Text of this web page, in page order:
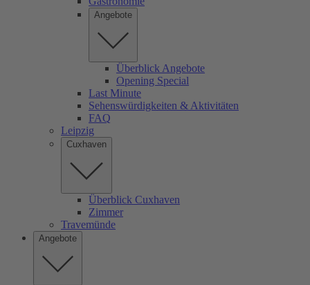
Angebote
Überblick Angebote
Opening Special
Last Minute
Sehenswürdigkeiten & Aktivitäten
FAQ
Leipzig
Cuxhaven
Überblick Cuxhaven
Zimmer
Travemünde
Angebote